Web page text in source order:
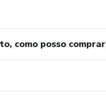
como posso